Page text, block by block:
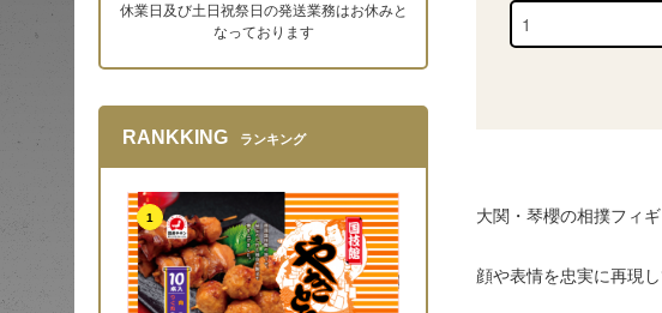
大関・琴櫻の相撲フィギ
顔や表情を忠実に再現し
休業日及び土日祝祭日の発送業務はお休みと
なっております
RANKKING ランキング
1